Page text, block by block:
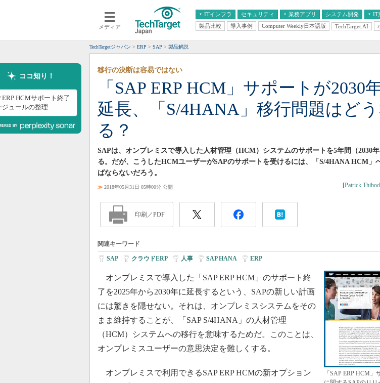
メディア
ITインフラ
クラウド
スマートモバイル
ネットワーク
システム運用管理
セキュリティ 業務アプリ
エンタープライズAI
ERP
情報系システム
システム開発 IT
経営とIT 医療IT
製品比較 導入事例 Computer Weekly日本語版 TechTarget.AI
TechTargetジャパン ERP SAP 製品解説
ココ知り！
ERP HCMサポート終了
ジュールの整理
「SAP ERP HCM」サポートが2030
延長、「S/4HANA」移行問題はど
る？
移行の決断は容易ではない
SAPは、オンプレミスで導入した人材管理（HCM）システムのサポートを5年間（2030
る。だが、こうしたHCMユーザーがSAPのサポートを受けるには、「S/4HANA HCM」
ばならないだろう。
≫ 2018年05月31日 05時00分 公開 [Patrick
印刷／PDF
関連キーワード
SAP クラウドERP 人事 SAP HANA ERP
「SAP ERP HCM
オンプレミスで導入した「SAP ERP HCM」のサポート終
了を2025年から2030年に延長するという、SAPの新しい計画
には驚きを隠せない。それは、オンプレミスシステムをその
まま維持することが、「SAP S/4HANA」の人材管理
（HCM）システムへの移行を意味するためだ。このことは、
オンプレミスユーザーの意思決定を難しくする。
オンプレミスで利用できるSAP ERP HCMの新オプション